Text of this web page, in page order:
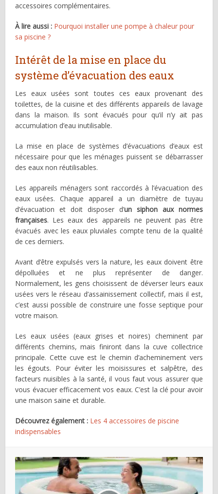
accessoires complémentaires.
À lire aussi : Pourquoi installer une pompe à chaleur pour
sa piscine ?
Intérêt de la mise en place du
système d’évacuation des eaux
Les eaux usées sont toutes ces eaux provenant des
toilettes, de la cuisine et des différents appareils de lavage
dans la maison. Ils sont évacués pour qu’il n’y ait pas
accumulation d’eau inutilisable.
La mise en place de systèmes d’évacuations d’eaux est
nécessaire pour que les ménages puissent se débarrasser
des eaux non réutilisables.
Les appareils ménagers sont raccordés à l’évacuation des
eaux usées. Chaque appareil a un diamètre de tuyau
d’évacuation et doit disposer d’un siphon aux normes
françaises. Les eaux des appareils ne peuvent pas être
évacués avec les eaux pluviales compte tenu de la qualité
de ces derniers.
Avant d’être expulsés vers la nature, les eaux doivent être
dépolluées et ne plus représenter de danger.
Normalement, les gens choisissent de déverser leurs eaux
usées vers le réseau d’assainissement collectif, mais il est,
c’est aussi possible de construire une fosse septique pour
votre maison.
Les eaux usées (eaux grises et noires) cheminent par
différents chemins, mais finiront dans la cuve collectrice
principale. Cette cuve est le chemin d’acheminement vers
les égouts. Pour éviter les moisissures et salpêtre, des
facteurs nuisibles à la santé, il vous faut vous assurer que
vous évacuer efficacement vos eaux. C’est la clé pour avoir
une maison saine et durable.
Découvrez également : Les 4 accessoires de piscine
indispensables